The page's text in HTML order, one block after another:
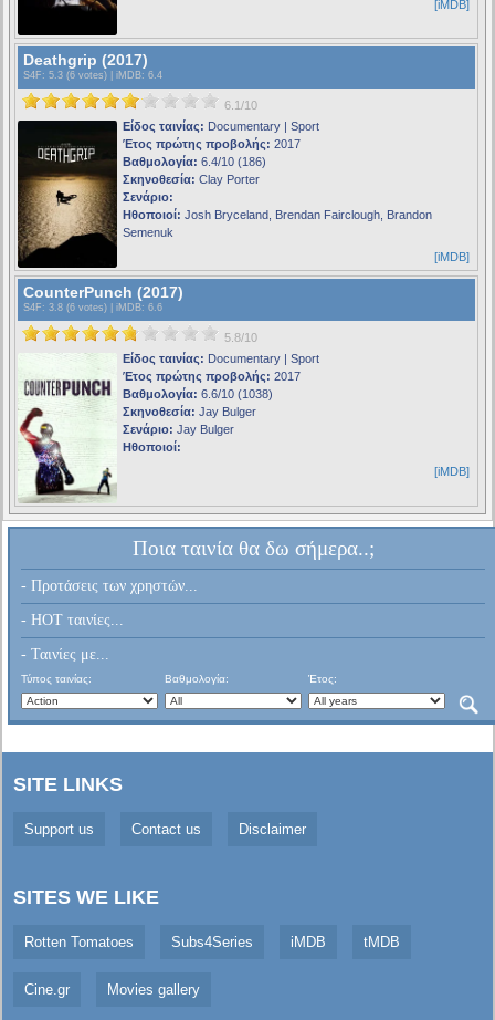
[iMDB]
Deathgrip (2017)
S4F : 5.3 (6 votes) | iMDB: 6.4
6.1/10
Είδος ταινίας: Documentary | Sport
Έτος πρώτης προβολής: 2017
Βαθμολογία: 6.4/10 (186)
Σκηνοθεσία: Clay Porter
Σενάριο:
Ηθοποιοί: Josh Bryceland, Brendan Fairclough, Brandon
Semenuk
[iMDB]
CounterPunch (2017)
S4F : 3.8 (6 votes) | iMDB: 6.6
5.8/10
Είδος ταινίας: Documentary | Sport
Έτος πρώτης προβολής: 2017
Βαθμολογία: 6.6/10 (1038)
Σκηνοθεσία: Jay Bulger
Σενάριο: Jay Bulger
Ηθοποιοί:
[iMDB]
Ποια ταινία θα δω σήμερα..;
- Προτάσεις των χρηστών...
- HOT ταινίες...
- Ταινίες με...
Τύπος ταινίας: Βαθμολογία: Έτος:
SITE LINKS
Support us Contact us Disclaimer
SITES WE LIKE
Rotten Tomatoes Subs4Series iMDB tMDB
Cine.gr Movies gallery